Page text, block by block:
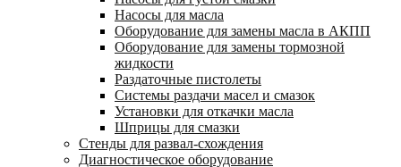
Насосы для масла
Оборудование для замены масла в АКПП
Оборудование для замены тормозной
жидкости
Раздаточные пистолеты
Системы раздачи масел и смазок
Установки для откачки масла
Шприцы для смазки
Стенды для развал-схождения
Диагностическое оборудование